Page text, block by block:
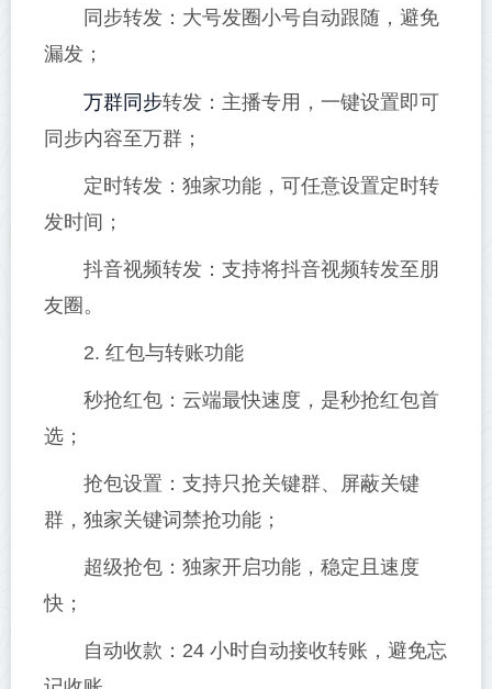
同步转发：大号发圈小号自动跟随，避免
漏发；
万群同步转发：主播专用，一键设置即可
同步内容至万群；
定时转发：独家功能，可任意设置定时转
发时间；
抖音视频转发：支持将抖音视频转发至朋
友圈。
2. 红包与转账功能
秒抢红包：云端最快速度，是秒抢红包首
选；
抢包设置：支持只抢关键群、屏蔽关键
群，独家关键词禁抢功能；
超级抢包：独家开启功能，稳定且速度
快；
自动收款：24 小时自动接收转账，避免忘